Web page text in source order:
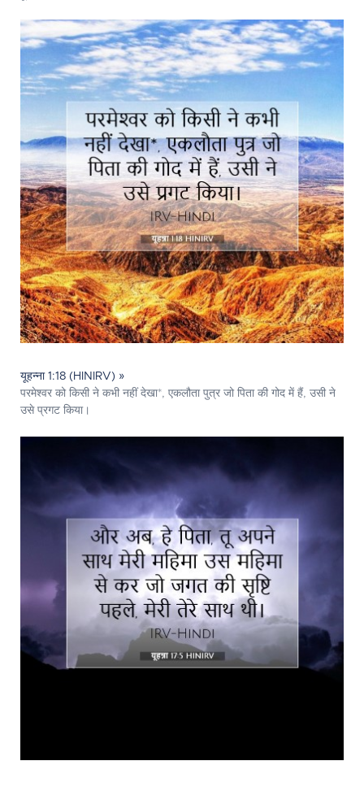
यूहन्ना 1:18 (HINIRV) »
परमेश्‍वर को किसी ने कभी नहीं देखा*, एकलौता पुत्र जो पिता की गोद में हैं, उसी ने
उसे प्रगट किया।